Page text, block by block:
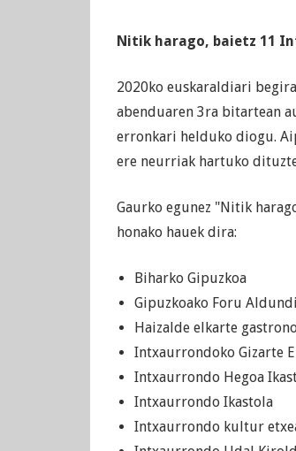
Nitik harago, baietz 11
2020ko euskaraldiari
abenduaren 3ra bitartean
erronkari helduko diogu.
ere neurriak hartuko
Gaurko egunez "Nitik
honako hauek dira:
Biharko Gipuzkoa
Gipuzkoako Foru
Haizalde elkarte
Intxaurrondoko Gizarte
Intxaurrondo Hegoa
Intxaurrondo Ikastola
Intxaurrondo kultur